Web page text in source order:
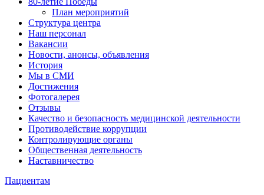
План мероприятий
Структура центра
Наш персонал
Вакансии
Новости, анонсы, объявления
История
Мы в СМИ
Достижения
Фотогалерея
Отзывы
Качество и безопасность медицинской деятельности
Противодействие коррупции
Контролирующие органы
Общественная деятельность
Наставничество
Пациентам